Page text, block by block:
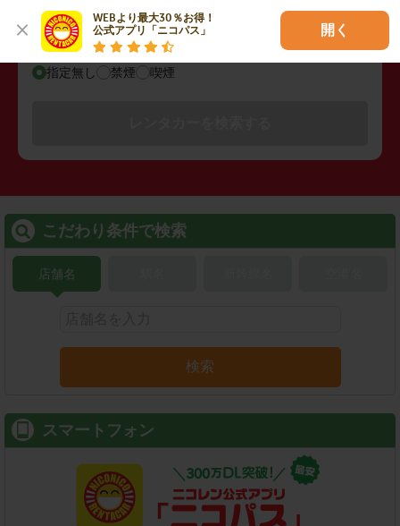
WEBより最大30％お得！
公式アプリ「ニコパス」
開く
禁煙/喫煙
指定無し 禁煙 喫煙
こだわり条件で検索
店舗名
検索
スマートフォン